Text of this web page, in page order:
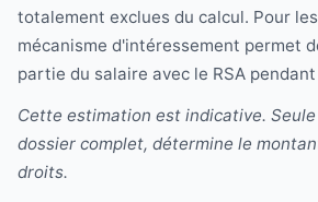
totalement exclues du calcul. Pour
mécanisme d'intéressement permet
partie du salaire avec le RSA
Cette estimation est indicative. Seule
dossier complet, détermine le
droits.